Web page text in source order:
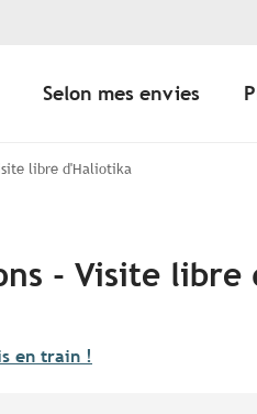
Selon mes envies
libre d'Haliotika
- Visite libre
en train !